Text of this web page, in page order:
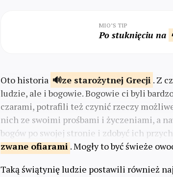
MIO’S TIP
Po stuknięciu na
Oto historia ze starożytnej Grecji . Z
ludzie, ale i bogowie. Bogowie ci byli
czarami, potrafili też czynić rzeczy
nich ze swoimi prośbami i życzeniami, a
bogów po swojej stronie i zdobyć ich
zwaneofiarami . Mogły to być świeże
Taką świątynię ludzie postawili również